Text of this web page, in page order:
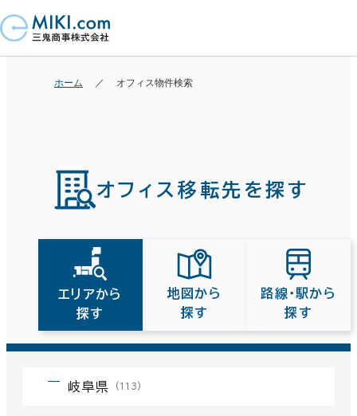
ホーム オフィス物件検索
オフィス移転先を探す
エリアから
探す
地図から
探す
路線・駅から
探す
岐阜県 (113)